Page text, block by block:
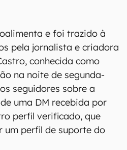
e foi trazido à
pela jornalista e criadora
conhecida como
na noite de segunda-
seguidores sobre a
uma DM recebida por
perfil verificado, que
um perfil de suporte do